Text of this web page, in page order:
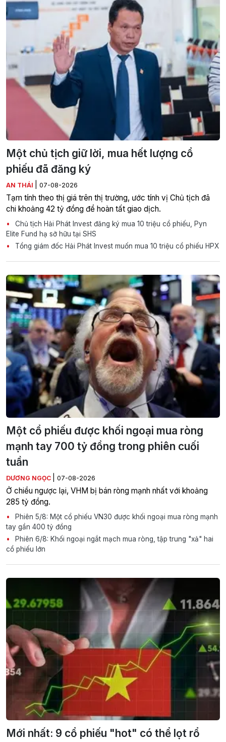
Một chủ tịch giữ lời, mua hết lượng cổ
phiếu đã đăng ký
AN THÁI 07-08-2026
Tạm tính theo thị giá trên thị trường, ước tính vị Chủ tịch đã
chi khoảng 42 tỷ đồng để hoàn tất giao dịch.
Chủ tịch Hải Phát Invest đăng ký mua 10 triệu cổ phiếu, Pyn
Elite Fund hạ sở hữu tại SHS
Tổng giám đốc Hải Phát Invest muốn mua 10 triệu cổ phiếu HPX
Một cổ phiếu được khối ngoại mua ròng
mạnh tay 700 tỷ đồng trong phiên cuối
tuần
DƯƠNG NGỌC 07-08-2026
Ở chiều ngược lại, VHM bị bán ròng mạnh nhất với khoảng
285 tỷ đồng.
Phiên 5/8: Một cổ phiếu VN30 được khối ngoại mua ròng mạnh
tay gần 400 tỷ đồng
Phiên 6/8: Khối ngoại ngắt mạch mua ròng, tập trung "xả" hai
cổ phiếu lớn
Mới nhất: 9 cổ phiếu "hot" có thể lọt rổ